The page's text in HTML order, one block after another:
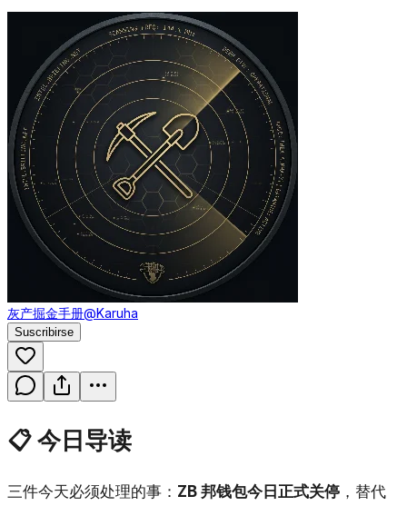
灰产掘金手册@Karuha
Suscribirse
📋 今日导读
三件今天必须处理的事： ZB 邦钱包今日正式关停 ，替代